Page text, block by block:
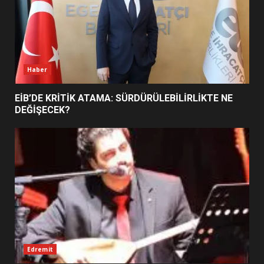
6
BURHANİYE SATRANÇ
TURNUVASI KAYITLARI NEYİ
DEĞİŞTİRİYOR?
BURHANİYE BELEDİYESPOR’DA
YENİ YÖNETİM NASIL
Haber
EİB’DE KRİTİK ATAMA: SÜRDÜRÜLEBİLİRLİKTE NE
DEĞİŞECEK?
Edremit